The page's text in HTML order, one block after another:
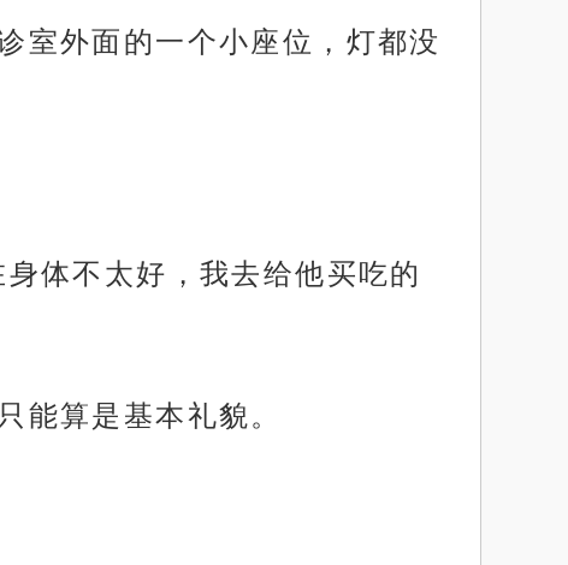
室外面的一个小座位，灯都没
体不太好，我去给他买吃的
能算是基本礼貌。